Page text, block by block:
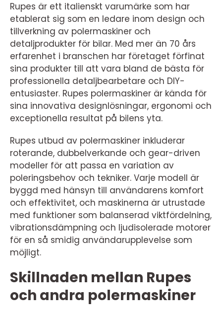
Rupes är ett italienskt varumärke som har
etablerat sig som en ledare inom design och
tillverkning av polermaskiner och
detaljprodukter för bilar. Med mer än 70 års
erfarenhet i branschen har företaget förfinat
sina produkter till att vara bland de bästa för
professionella detaljbearbetare och DIY-
entusiaster. Rupes polermaskiner är kända för
sina innovativa designlösningar, ergonomi och
exceptionella resultat på bilens yta.
Rupes utbud av polermaskiner inkluderar
roterande, dubbelverkande och gear-driven
modeller för att passa en variation av
poleringsbehov och tekniker. Varje modell är
byggd med hänsyn till användarens komfort
och effektivitet, och maskinerna är utrustade
med funktioner som balanserad viktfördelning,
vibrationsdämpning och ljudisolerade motorer
för en så smidig användarupplevelse som
möjligt.
Skillnaden mellan Rupes
och andra polermaskiner